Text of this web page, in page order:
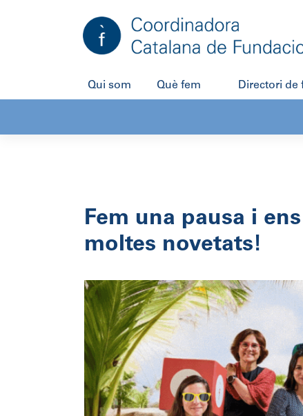
Qui som Què fem Directori de
Fem una pausa i
moltes novetats!